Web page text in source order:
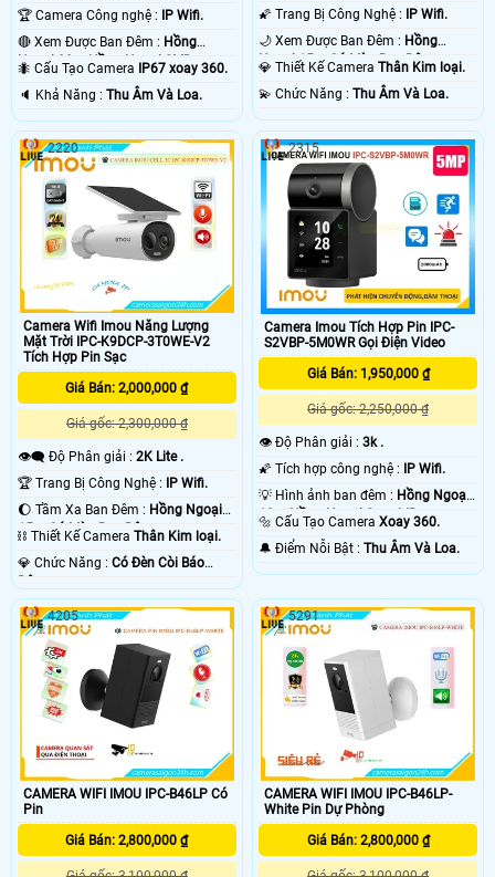
🏆 Camera Công nghệ : IP Wifi.
🔴 Xem Được Ban Đêm : Hồng
Ngoại 30m Hồng Ngoại SMD.
🐜 Cấu Tạo Camera IP67 xoay 360.
️🔈 Khả Năng : Thu Âm Và Loa.
🌠 Trang Bị Công Nghệ : IP Wifi.
🌙 Xem Được Ban Đêm : Hồng
Ngoại 15m Có Màu Ban Ðêm.
💎 Thiết Kế CameraThân Kim loại.
️💫 Chức Năng :Thu Âm Và Loa.
Camera Wifi Imou Năng Lượng
Mặt Trời IPC-K9DCP-3T0WE-V2
Tích Hợp Pin Sạc
Giá Bán: 2,000,000 ₫
Giá gốc: 2,300,000 ₫
👁️‍🗨 Độ Phân giải : 2K Lite .
🏆 Trang Bị Công Nghệ : IP Wifi.
🌔 Tầm Xa Ban Đêm : Hồng Ngoại
15m Có Màu Ban Ðêm.
⛓ Thiết Kế Camera Thân Kim loại.
️💎 Chức Năng : Có Ðèn Còi Báo
Động.
2220
Camera Imou Tích Hợp Pin IPC-
S2VBP-5M0WR Gọi Điện Video
Giá Bán: 1,950,000 ₫
Giá gốc: 2,250,000 ₫
👁 Độ Phân giải :3k .
🌠 Tích hợp công nghệ :
IP Wifi.
💡 Hình ảnh ban đêm : Hồng Ngoại
10m Hồng Ngoại Smart IR.
🔩 Cấu Tạo CameraXoay 360.
️🔔 Điểm Nỗi Bật :Thu Âm Và Loa.
2315
CAMERA WIFI IMOU IPC-B46LP Có
Pin
Giá Bán: 2,800,000 ₫
4205
CAMERA WIFI IMOU IPC-B46LP-
White Pin Dự Phòng
Giá Bán: 2,800,000 ₫
5291